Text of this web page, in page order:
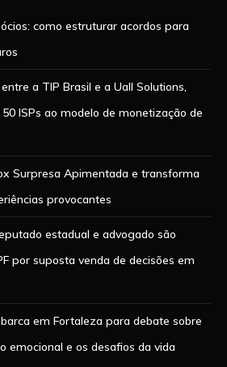
como estruturar acordos para
a TIP Brasil e a Uall Solutions,
ISPs ao modelo de monetização de
Surpresa Apimentada e transforma
provocantes
estadual e advogado são
por suposta venda de decisões em
em Fortaleza para debate sobre
emocional e os desafios da vida